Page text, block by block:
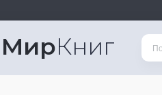
МирКниг